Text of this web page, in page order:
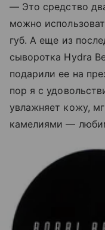
— Это средство
можно
губ. А еще из
сыворотка Hydra
подарили ее на
пор я с
увлажняет кожу,
камелиями —